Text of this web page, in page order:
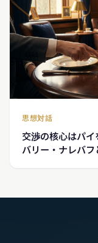
思想対話
交渉の核心はパ
バリー・ナレバ